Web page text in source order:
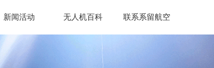
新闻活动 无人机百科 联系系留航空